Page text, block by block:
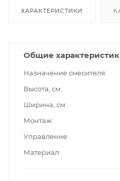
ХАРАКТЕРИСТИКИ
Общие
Назначение смесителя
Высота, см
Ширина, см
Монтаж
Управление
Материал